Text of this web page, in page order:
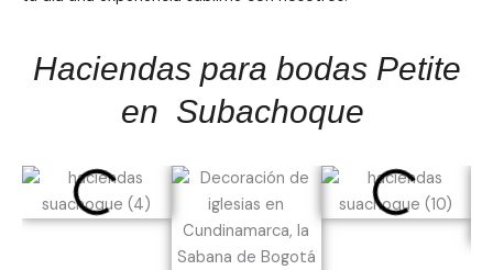
Haciendas para bodas Petite
en Subachoque